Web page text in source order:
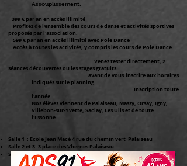
Assouplissement.
399 € par an en accès illimité
Profitez de l'ensemble des cours de danse et activités sportives
proposés par l'association.
599 € par an en accès illimité avec Pole Dance
Accès à toutes les activités, y compris les cours de Pole Dance.​​
Venez tester directement, 2
séances découvertes ou les stages gratuits
avant de vous inscrire aux horaires
indiqués sur le planning
Inscription toute
l'année
Nos élèves viennent de Palaiseau, Massy, Orsay, Igny,
Villebon-sur-Yvette, Saclay, Les Ulis et de toute
l'Essonne.
Salle 1 : Ecole Jean Macé 4 rue du chemin vert Palaiseau
Salle 2 et 3: 3 place des Vhernes Palaiseau
Salle 4 : Ecole Edouard Vaillant 23 avenue de Stalingrad Palaiseau